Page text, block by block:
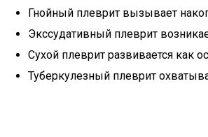
Гнойный плеврит вызывает
Экссудативный плеврит
Сухой плеврит развивается как
Туберкулезный плеврит